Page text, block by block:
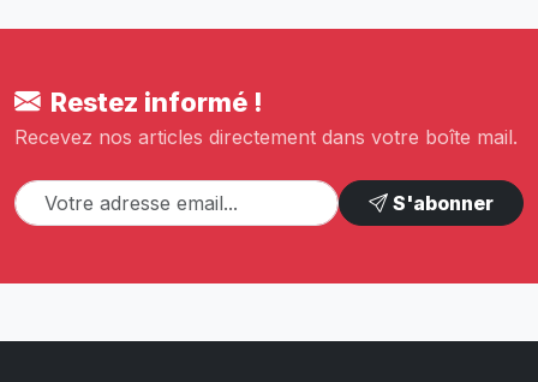
Restez informé !
Recevez nos articles directement dans votre boîte mail.
S'abonner